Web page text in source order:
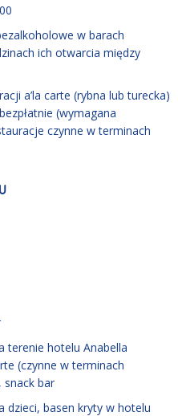
w barach
ich otwarcia między
a’la carte (rybna lub turecka)
(wymagana
czynne w terminach
terenie hotelu Anabella
(czynne w terminach
snack bar
dzieci, basen kryty w hotelu